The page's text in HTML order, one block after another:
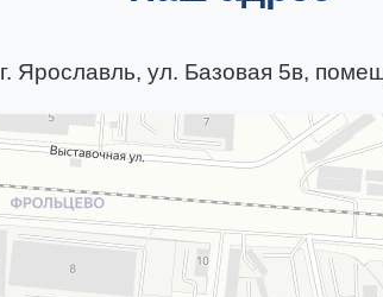
г. Ярославль, ул. Базовая 5в,